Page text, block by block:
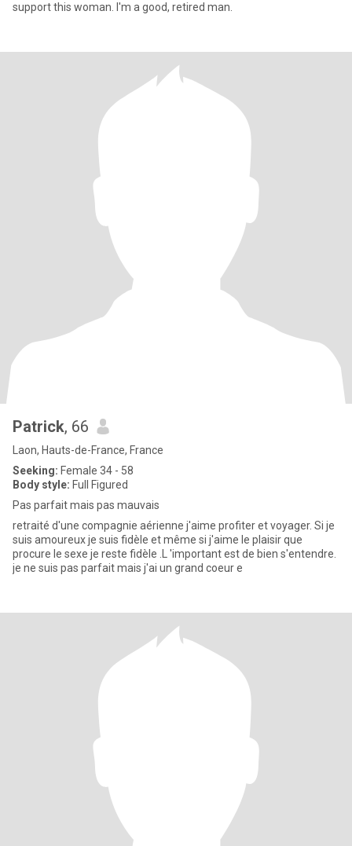
support this woman. I'm a good, retired man.
Patrick, 66
Laon, Hauts-de-France, France
Seeking: Female 34 - 58
Body style: Full Figured
Pas parfait mais pas mauvais
retraité d'une compagnie aérienne j'aime profiter et voyager. Si je
suis amoureux je suis fidèle et même si j'aime le plaisir que
procure le sexe je reste fidèle .L 'important est de bien s'entendre.
je ne suis pas parfait mais j'ai un grand coeur e